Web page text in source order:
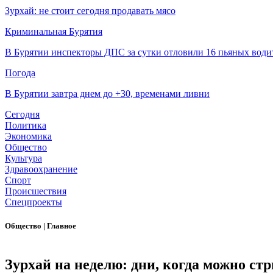
Зурхай: не стоит сегодня продавать мясо
Криминальная Бурятия
В Бурятии инспекторы ДПС за сутки отловили 16 пьяных
Погода
В Бурятии завтра днем до +30, временами ливни
Сегодня
Политика
Экономика
Общество
Культура
Здравоохранение
Спорт
Происшествия
Спецпроекты
Общество | Главное
Зурхай на неделю: дни, когда можно